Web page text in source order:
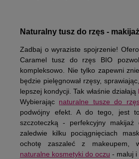
Naturalny tusz do rzęs -
Zadbaj o wyraziste spojrzenie!
Caramel tusz do rzęs BIO
kompleksowo. Nie tylko zapewni
będzie pielęgnował rzęsy,
lepszej kondycji. Tak właśnie działają
Wybierając naturalne tusze do
podwójny efekt. A do tego, jest
szczoteczką - perfekcyjny
zaledwie kilku pociągnięciach
ochotę zaszaleć z makeupem,
naturalne kosmetyki do oczu - maluj i